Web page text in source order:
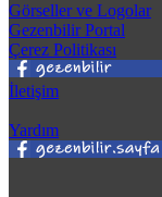
Görseller ve Logolar
Gezenbilir Portal
Çerez Politikası
İletişim
Yardım